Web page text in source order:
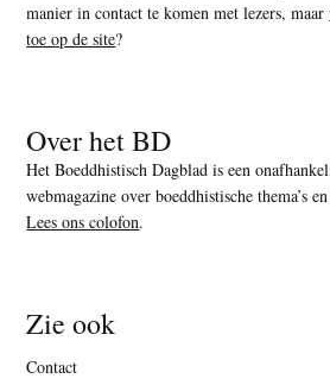
manier in contact te komen met lezers, maar
toe op de site?
Over het BD
Het Boeddhistisch Dagblad is een
webmagazine over boeddhistische thema’s
Lees ons colofon.
Zie ook
Contact